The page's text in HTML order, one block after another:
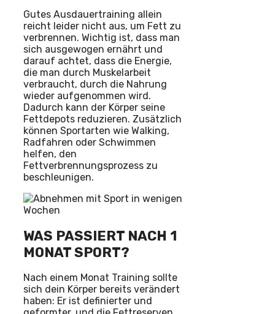
Gutes Ausdauertraining allein
reicht leider nicht aus, um Fett zu
verbrennen. Wichtig ist, dass man
sich ausgewogen ernährt und
darauf achtet, dass die Energie,
die man durch Muskelarbeit
verbraucht, durch die Nahrung
wieder aufgenommen wird.
Dadurch kann der Körper seine
Fettdepots reduzieren. Zusätzlich
können Sportarten wie Walking,
Radfahren oder Schwimmen
helfen, den
Fettverbrennungsprozess zu
beschleunigen.
WAS PASSIERT NACH 1
MONAT SPORT?
Nach einem Monat Training sollte
sich dein Körper bereits verändert
haben: Er ist definierter und